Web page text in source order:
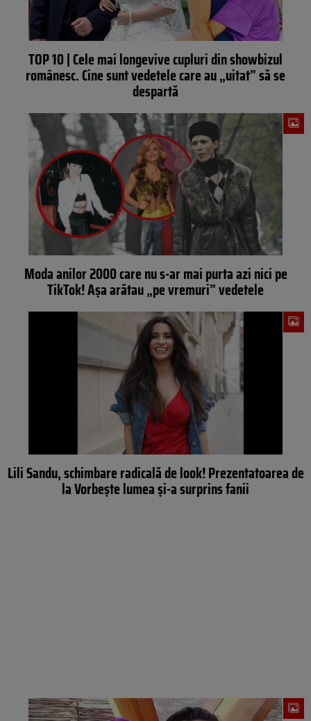
TOP 10 | Cele mai longevive cupluri din showbizul
românesc. Cine sunt vedetele care au „uitat” să se
despartă
Moda anilor 2000 care nu s-ar mai purta azi nici pe
TikTok! Așa arătau „pe vremuri” vedetele
Lili Sandu, schimbare radicală de look! Prezentatoarea de
la Vorbește lumea și-a surprins fanii